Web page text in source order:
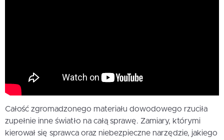
Całość zgromadzonego materiału dowodowego rzuciła
zupełnie inne światło na całą sprawę. Zamiary, którymi
kierował się sprawca oraz niebezpieczne narzędzie, jakiego